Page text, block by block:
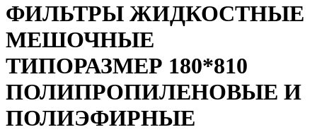
ФИЛЬТРЫ ЖИДКОСТНЫЕ
МЕШОЧНЫЕ
ТИПОРАЗМЕР 180*810
ПОЛИПРОПИЛЕНОВЫЕ И
ПОЛИЭФИРНЫЕ